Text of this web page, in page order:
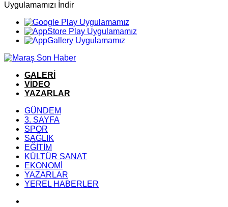
Uygulamamızı İndir
GALERİ
VİDEO
YAZARLAR
GÜNDEM
3. SAYFA
SPOR
SAĞLIK
EĞİTİM
KÜLTÜR SANAT
EKONOMİ
YAZARLAR
YEREL HABERLER